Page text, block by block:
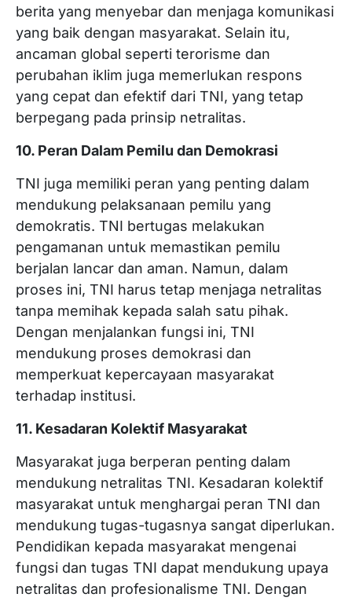
berita yang menyebar dan menjaga komunikasi
yang baik dengan masyarakat. Selain itu,
ancaman global seperti terorisme dan
perubahan iklim juga memerlukan respons
yang cepat dan efektif dari TNI, yang tetap
berpegang pada prinsip netralitas.
10. Peran Dalam Pemilu dan Demokrasi
TNI juga memiliki peran yang penting dalam
mendukung pelaksanaan pemilu yang
demokratis. TNI bertugas melakukan
pengamanan untuk memastikan pemilu
berjalan lancar dan aman. Namun, dalam
proses ini, TNI harus tetap menjaga netralitas
tanpa memihak kepada salah satu pihak.
Dengan menjalankan fungsi ini, TNI
mendukung proses demokrasi dan
memperkuat kepercayaan masyarakat
terhadap institusi.
11. Kesadaran Kolektif Masyarakat
Masyarakat juga berperan penting dalam
mendukung netralitas TNI. Kesadaran kolektif
masyarakat untuk menghargai peran TNI dan
mendukung tugas-tugasnya sangat diperlukan.
Pendidikan kepada masyarakat mengenai
fungsi dan tugas TNI dapat mendukung upaya
netralitas dan profesionalisme TNI. Dengan